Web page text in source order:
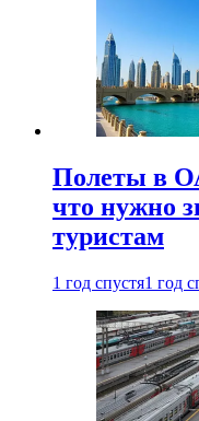
Полеты в
что нужно
туристам
1 год спустя1 год